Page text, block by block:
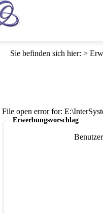
Sie befinden sich hier:
File open error for:
Erwerbungsvorschlag